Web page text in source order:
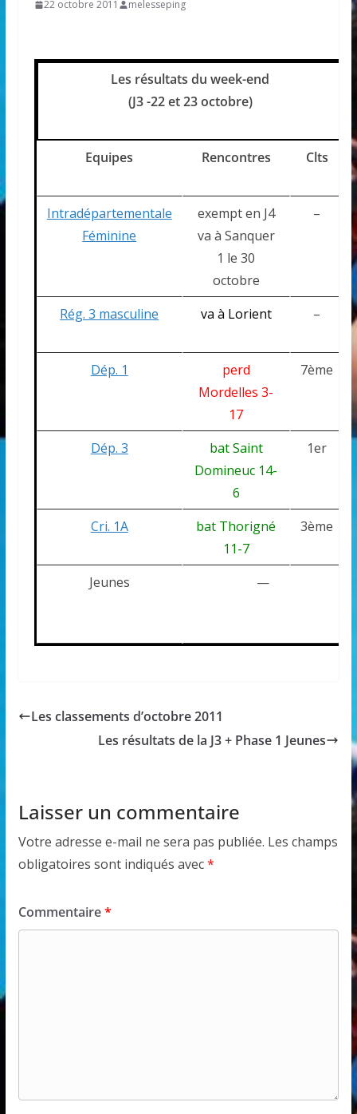
22 octobre 2011 melesseping
Les résultats du week-end
(J3 -22 et 23 octobre)
Equipes Rencontres Clts
Intradépartementale
Féminine
exempt en J4
va à Sanquer
1 le 30
octobre
–
Rég. 3 masculine va à Lorient
–
Dép. 1
perd
Mordelles 3-
17
7ème
Dép. 3
bat Saint
Domineuc 14-
6
1er
Cri. 1A
bat Thorigné
11-7
3ème
Jeunes —
Les classements d’octobre 2011
Les résultats de la J3 + Phase 1 Jeunes
Laisser un commentaire
Votre adresse e-mail ne sera pas publiée. Les champs
obligatoires sont indiqués avec*
Commentaire*